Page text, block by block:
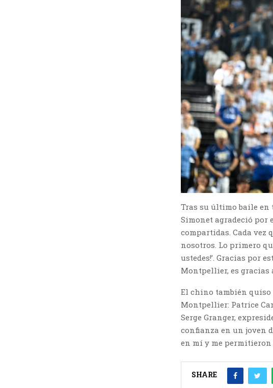
Tras su último baile en
Simonet agradeció por
compartidas. Cada vez
nosotros. Lo primero
ustedes!’. Gracias por
Montpellier, es gracias
El chino también quiso
Montpellier: Patrice
Serge Granger,
confianza en un joven
en mí y me
SHARE